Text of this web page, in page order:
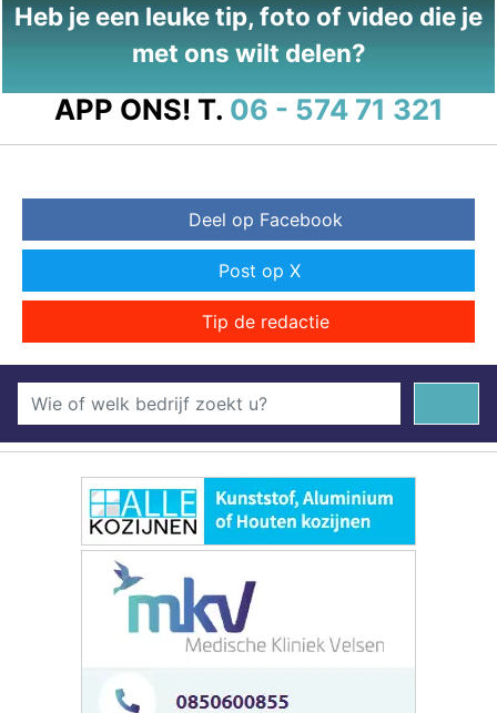
Heb je een leuke tip, foto of video die je
met ons wilt delen?
APP ONS! T. 06 - 574 71 321
Deel op Facebook
Post op X
Tip de redactie